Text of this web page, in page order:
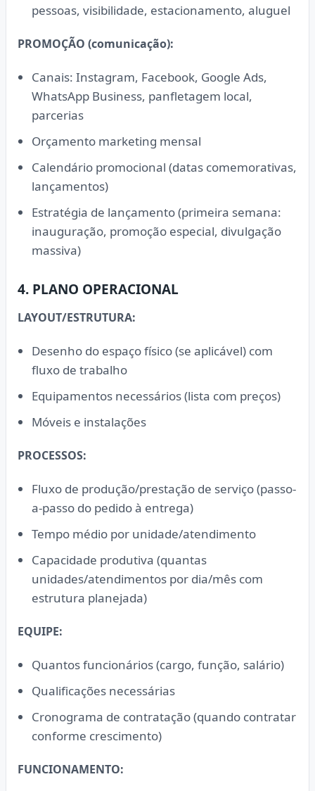
pessoas, visibilidade, estacionamento, aluguel
PROMOÇÃO (comunicação):
Canais: Instagram, Facebook, Google Ads,
WhatsApp Business, panfletagem local,
parcerias
Orçamento marketing mensal
Calendário promocional (datas comemorativas,
lançamentos)
Estratégia de lançamento (primeira semana:
inauguração, promoção especial, divulgação
massiva)
4. PLANO OPERACIONAL
LAYOUT/ESTRUTURA:
Desenho do espaço físico (se aplicável) com
fluxo de trabalho
Equipamentos necessários (lista com preços)
Móveis e instalações
PROCESSOS:
Fluxo de produção/prestação de serviço (passo-
a-passo do pedido à entrega)
Tempo médio por unidade/atendimento
Capacidade produtiva (quantas
unidades/atendimentos por dia/mês com
estrutura planejada)
EQUIPE:
Quantos funcionários (cargo, função, salário)
Qualificações necessárias
Cronograma de contratação (quando contratar
conforme crescimento)
FUNCIONAMENTO: